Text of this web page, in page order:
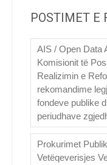
POSTIMET E
AIS / Open Data
Komisionit të
Realizimin e
rekomandime
fondeve publike
periudhave
Prokurimet
Vetëqeverisjes